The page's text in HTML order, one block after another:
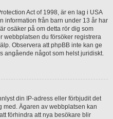
Act of 1998, är en lag i USA
information från barn under 13 år har
osäker på om detta rör dig som
webbplatsen du försöker registrera
Observera att phpBB inte kan ge
angående något som helst juridiskt.
din IP-adress eller förbjudit det
med. Ägaren av webbplatsen kan
förhindra att nya besökare blir